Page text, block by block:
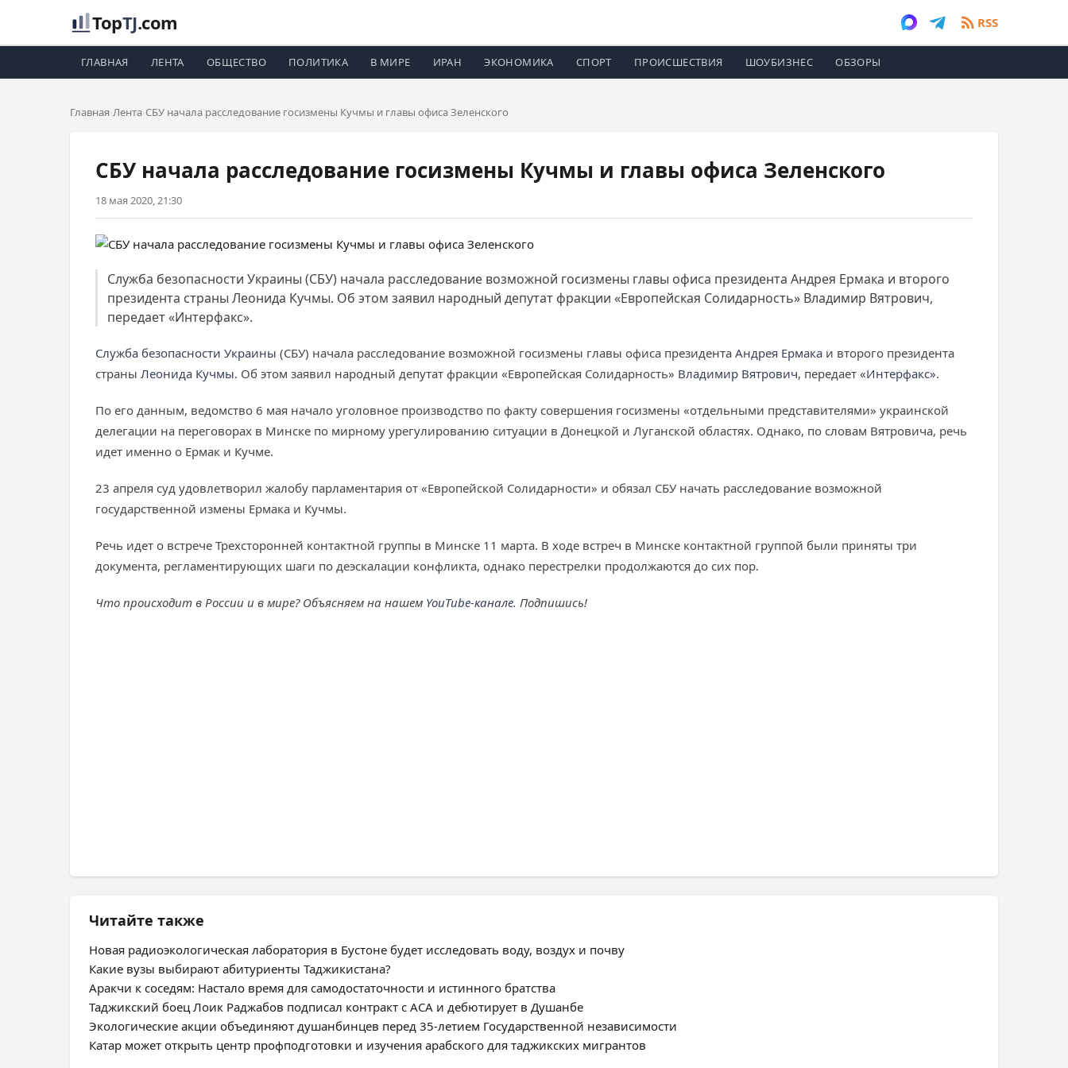
TopTJ.com RSS
ГЛАВНАЯ ЛЕНТА ОБЩЕСТВО ПОЛИТИКА В МИРЕ ИРАН ЭКОНОМИКА СПОРТ ПРОИСШЕСТВИЯ ШОУБИЗНЕС ОБЗОРЫ
Главная Лента СБУ начала расследование госизмены Кучмы и главы офиса Зеленского
СБУ начала расследование госизмены Кучмы и главы офиса Зеленского
18 мая 2020, 21:30
Служба безопасности Украины (СБУ) начала расследование возможной госизмены главы офиса президента Андрея Ермака и второго
президента страны Леонида Кучмы. Об этом заявил народный депутат фракции «Европейская Солидарность» Владимир Вятрович,
передает «Интерфакс».
Служба безопасности Украины (СБУ) начала расследование возможной госизмены главы офиса президента Андрея Ермака и второго президента
страны Леонида Кучмы. Об этом заявил народный депутат фракции «Европейская Солидарность» Владимир Вятрович, передает «Интерфакс».
По его данным, ведомство 6 мая начало уголовное производство по факту совершения госизмены «отдельными представителями» украинской
делегации на переговорах в Минске по мирному урегулированию ситуации в Донецкой и Луганской областях. Однако, по словам Вятровича, речь
идет именно о Ермак и Кучме.
23 апреля суд удовлетворил жалобу парламентария от «Европейской Солидарности» и обязал СБУ начать расследование возможной
государственной измены Ермака и Кучмы.
Речь идет о встрече Трехсторонней контактной группы в Минске 11 марта. В ходе встреч в Минске контактной группой были приняты три
документа, регламентирующих шаги по деэскалации конфликта, однако перестрелки продолжаются до сих пор.
Что происходит в России и в мире? Объясняем на нашем YouTube-канале. Подпишись!
Читайте также
Новая радиоэкологическая лаборатория в Бустоне будет исследовать воду, воздух и почву
Какие вузы выбирают абитуриенты Таджикистана?
Аракчи к соседям: Настало время для самодостаточности и истинного братства
Таджикский боец Лоик Раджабов подписал контракт с ACA и дебютирует в Душанбе
Экологические акции объединяют душанбинцев перед 35-летием Государственной независимости
Катар может открыть центр профподготовки и изучения арабского для таджикских мигрантов